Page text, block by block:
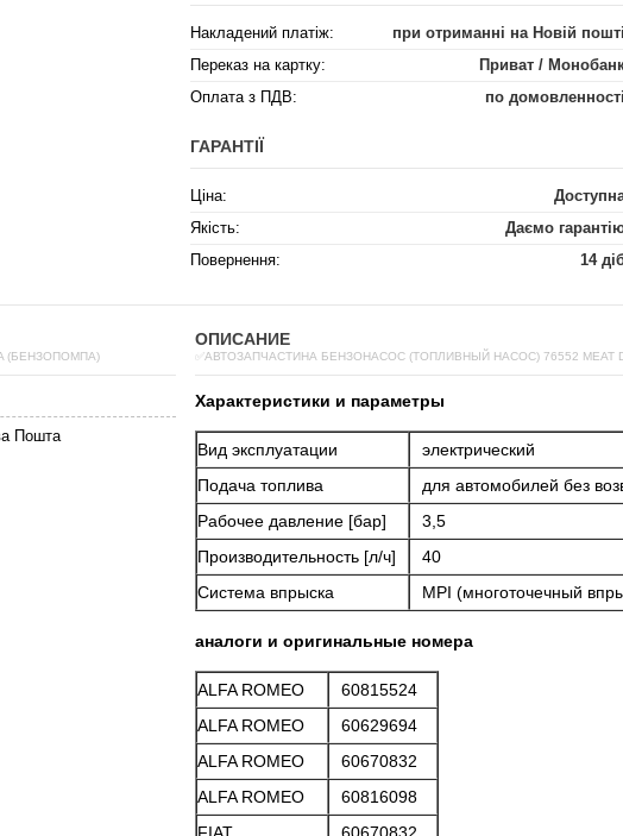
Накладений платіж:
при отриманні на Новій пошті
Переказ на картку:
Приват /
Оплата з ПДВ:
по домовленності
ГАРАНТІЇ
Ціна:
Якість:
Даємо
Повернення:
14
(БЕНЗОПОМПА)
Пошта
ОПИСАНИЕ
✅АВТОЗАПЧАСТИНА БЕНЗОНАСОС (ТОПЛИВНЫЙ НАСОС) 76552 MEAT
Характеристики и параметры
Вид эксплуатации
электрический
Подача топлива
для автомобилей без
Рабочее давление [бар]
3,5
Производительность [л/ч]
40
Система впрыска
MPI (многоточечный
аналоги и оригинальные номера
ALFA ROMEO
60815524
ALFA ROMEO
60629694
ALFA ROMEO
60670832
ALFA ROMEO
60816098